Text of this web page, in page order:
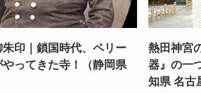
印｜鎖国時代、ペリー
ってきた寺！（静岡県
熱田神宮
器』の一
知県 名古